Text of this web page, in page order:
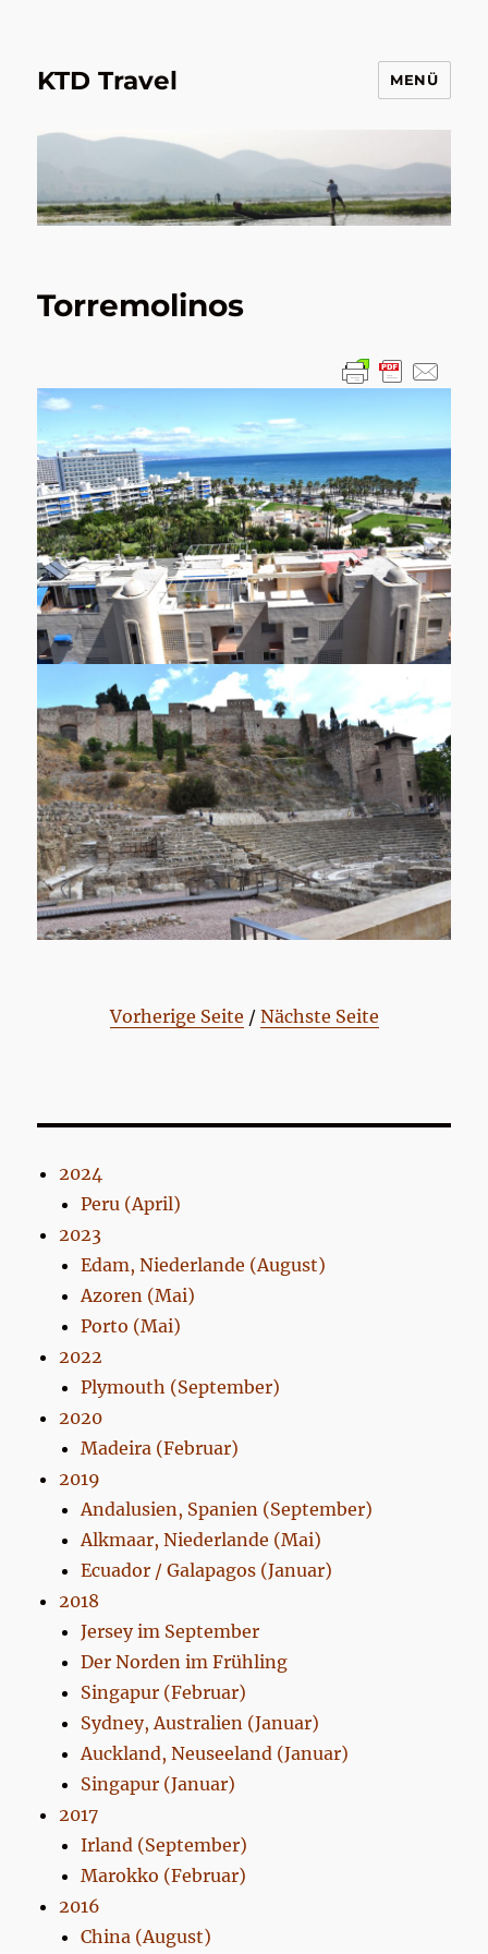
KTD Travel MENÜ
Torremolinos
Vorherige Seite / Nächste Seite
2024
Peru (April)
2023
Edam, Niederlande (August)
Azoren (Mai)
Porto (Mai)
2022
Plymouth (September)
2020
Madeira (Februar)
2019
Andalusien, Spanien (September)
Alkmaar, Niederlande (Mai)
Ecuador / Galapagos (Januar)
2018
Jersey im September
Der Norden im Frühling
Singapur (Februar)
Sydney, Australien (Januar)
Auckland, Neuseeland (Januar)
Singapur (Januar)
2017
Irland (September)
Marokko (Februar)
2016
China (August)